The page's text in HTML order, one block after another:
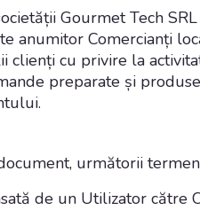
Gourmet Tech
anumitor Comercianți
clienți cu privire la
preparate și
următorii
de un Utilizator